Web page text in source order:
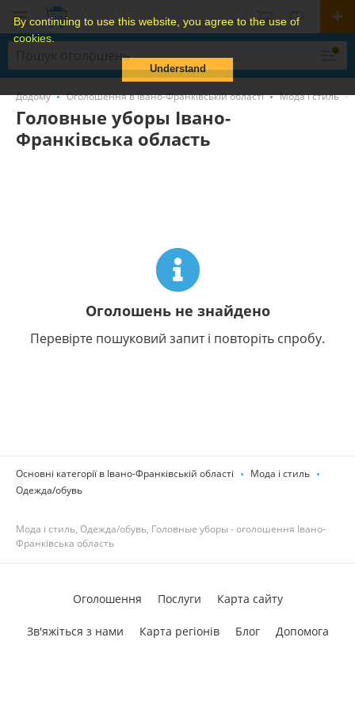
By continuing to use this website, you agree to the use of
cookies.
Understand
Додому Оголошення в Івано-Франківській області Мода і стиль
Головные уборы Івано-
Франківська область
Оголошень не знайдено
Перевірте пошуковий запит і повторіть спробу.
Основні категорії в Івано-Франківській області
Мода і стиль
Одежда/обувь
Мода і стиль, Одежда/обувь, Головные уборы - оголошення Івано-
Франківська область
Оголошення Послуги Карта сайту
Зв'яжіться з нами Карта регіонів Блог Допомога